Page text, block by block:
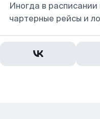
Иногда в расписании
чартерные рейсы и